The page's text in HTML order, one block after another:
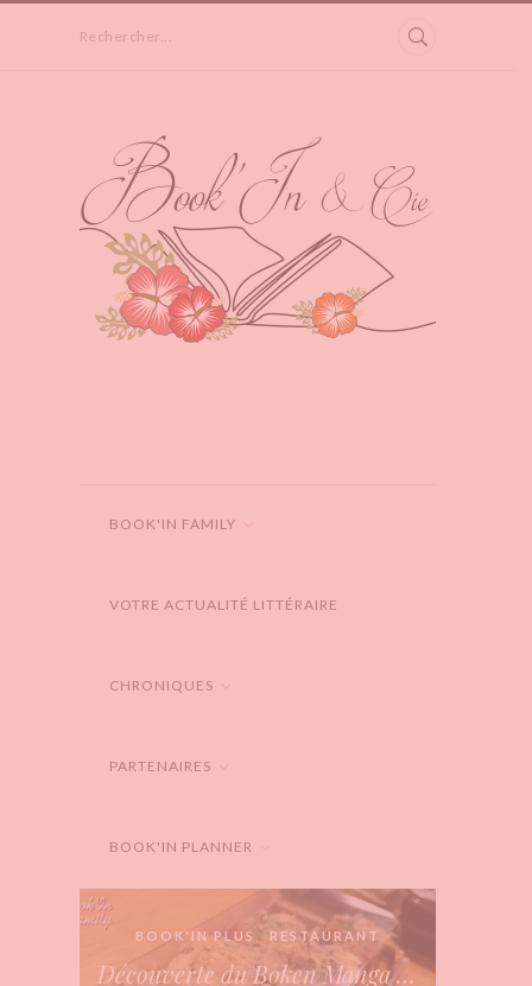
Rechercher...
BOOK'IN FAMILY
VOTRE ACTUALITÉ LITTÉRAIRE
CHRONIQUES
PARTENAIRES
BOOK'IN PLANNER
BOOK'IN PLUS RESTAURANT
Découverte du Boken Manga Bar